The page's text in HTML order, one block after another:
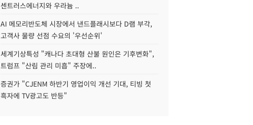
센트러스에너지와 우라늄 ..
AI 메모리반도체 시장에서 낸드플래시보다 D램 부각,
고객사 물량 선점 수요의 '우선순위'
세계기상특성 "캐나다 초대형 산불 원인은 기후변화",
트럼프 "산림 관리 미흡" 주장에..
증권가 "CJENM 하반기 영업이익 개선 기대, 티빙 첫
흑자에 TV광고도 반등"